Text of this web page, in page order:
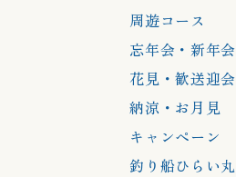
周遊コース
忘年会・新年会
花見・歓送迎会
納涼・お月見
キャンペーン
釣り船ひらい丸